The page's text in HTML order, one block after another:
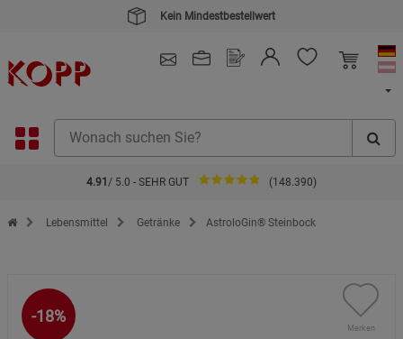
4.91 / 5.0 - SEHR GUT (148.390)
Zur Startseite des Kopp Verlag Online-Shop
Lebensmittel Getränke AstroloGin® Steinbock
-18%
Merken